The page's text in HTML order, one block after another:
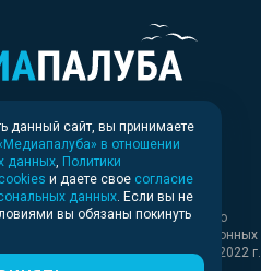
СМИ ИА № ФС 77 - 83037 выдано
в сфере связи, информационных
(Роскомнадзор) 30.03.2022 г.
данный сайт, вы принимаете
в отношении
данных Политики
и даете свое согласие
данных . Если вы не
вы обязаны покинуть